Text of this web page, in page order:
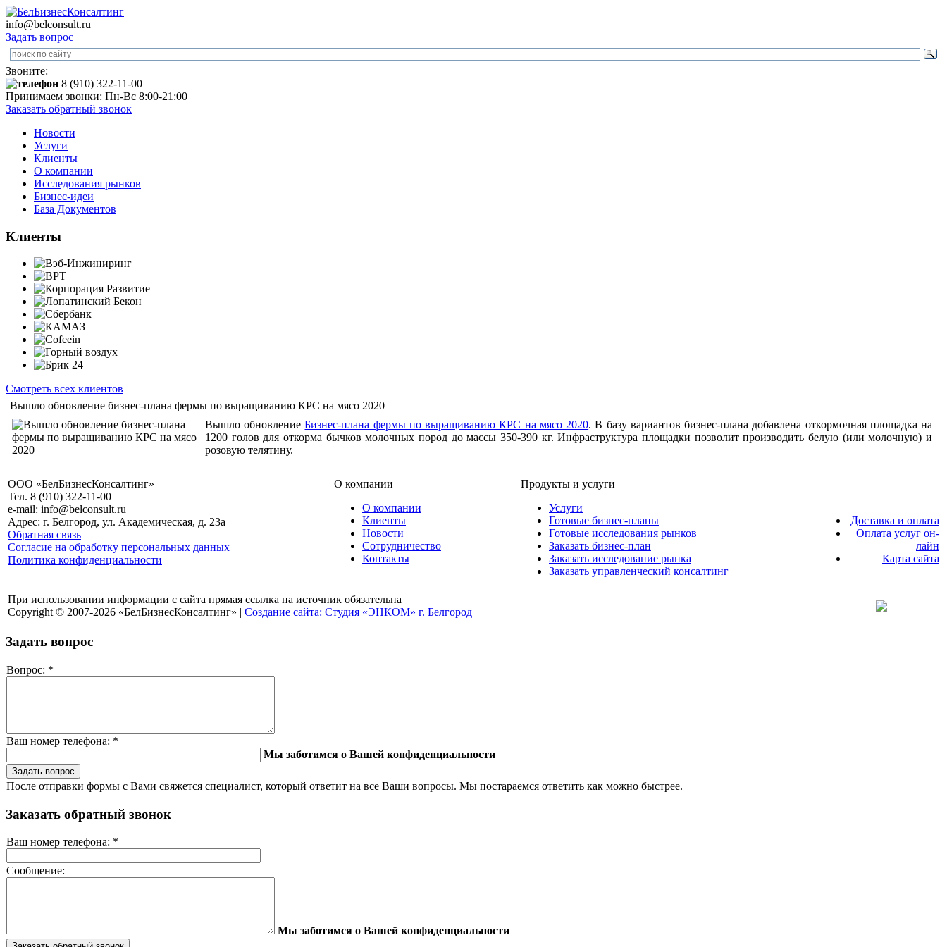
info@belconsult.ru
Задать вопрос
Звоните:
8 (910) 322-11-00
Принимаем звонки: Пн-Вс 8:00-21:00
Заказать обратный звонок
Новости
Услуги
Клиенты
О компании
Исследования рынков
Бизнес-идеи
База Документов
Клиенты
Смотреть всех клиентов
Вышло обновление бизнес-плана фермы по выращиванию КРС на мясо 2020
Вышло обновлениеБизнес-плана фермы по выращиванию КРС на мясо 2020. В базу вариантов бизнес-плана добавлена откормочная площадка на
1200 голов для откорма бычков молочных пород до массы 350-390 кг. Инфраструктура площадки позволит производить белую (или молочную) и
розовую телятину.
ООО «БелБизнесКонсалтинг»
Тел. 8 (910) 322-11-00
e-mail: info@belconsult.ru
Адрес: г. Белгород, ул. Академическая, д. 23а
Обратная связь
Согласие на обработку персональных данных
Политика конфиденциальности
О компании
О компании
Клиенты
Новости
Сотрудничество
Контакты
Продукты и услуги
Услуги
Готовые бизнес-планы
Готовые исследования рынков
Заказать бизнес-план
Заказать исследование рынка
Заказать управленческий консалтинг
Доставка и оплата
Оплата услуг он-
лайн
Карта сайта
При использовании информации с сайта прямая ссылка на источник обязательна
Copyright © 2007-2026 «БелБизнесКонсалтинг» | Создание сайта: Студия «ЭНКОМ» г. Белгород
Задать вопрос
Вопрос: *
Ваш номер телефона: *
Мы заботимся о Вашей конфиденциальности
После отправки формы с Вами свяжется специалист, который ответит на все Ваши вопросы. Мы постараемся ответить как можно быстрее.
Заказать обратный звонок
Ваш номер телефона: *
Сообщение:
Мы заботимся о Вашей конфиденциальности